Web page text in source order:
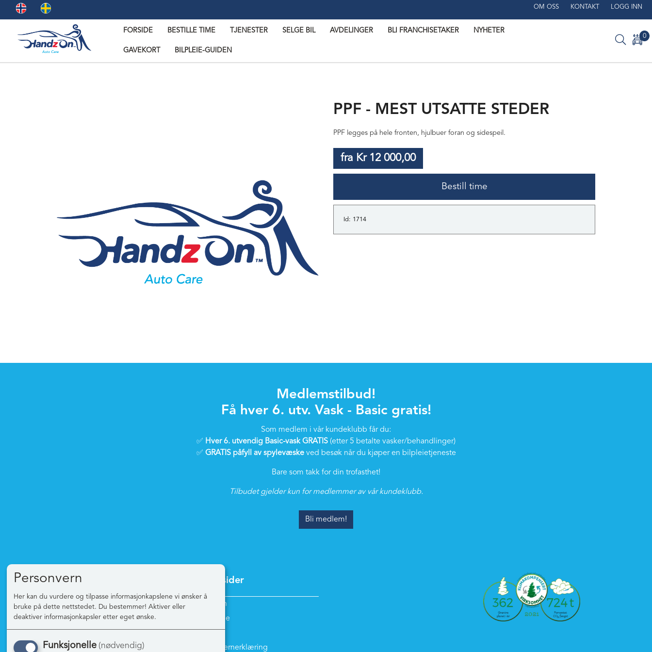
OM OSS KONTAKT LOGG INN
FORSIDE BESTILLE TIME TJENESTER SELGE BIL AVDELINGER BLI FRANCHISETAKER NYHETER
GAVEKORT BILPLEIE-GUIDEN
0
PPF - MEST UTSATTE STEDER
PPF legges på hele fronten, hjulbuer foran og sidespeil.
fra Kr 12 000,00
Bestill time
Id: 1714
Medlemstilbud!
Få hver 6. utv. Vask - Basic gratis!
Som medlem i vår kundeklubb får du:
✅ Hver 6. utvendig Basic-vask GRATIS (etter 5 betalte vasker/behandlinger)
✅ GRATIS påfyll av spylevæskeved besøk når du kjøper en bilpleietjeneste
Bare som takk for din trofasthet!
Tilbudet gjelder kun for medlemmer av vår kundeklubb.
Bli medlem!
Informasjon
Om oss
Franchise
SMS & E-post
Mine sider
Logg inn
Ny kunde
Personvernerklæring
Personvern
Her kan du vurdere og tilpasse informasjonkapslene vi ønsker å
bruke på dette nettstedet. Du bestemmer! Aktiver eller
deaktiver informasjonkapsler etter eget ønske.
Funksjonelle (nødvendig)